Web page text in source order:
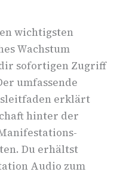
wichtigsten
Wachstum
sofortigen Zugriff
umfassende
erklärt
hinter der
Du erhältst
Audio zum